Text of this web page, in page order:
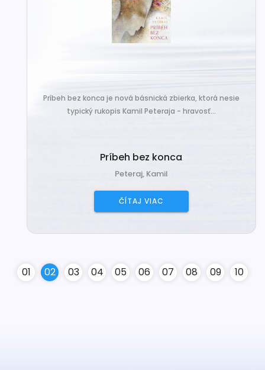
Príbeh bez konca je nová básnická zbierka, ktorá nesie
typický rukopis Kamil Peteraja - hravosť...
Príbeh bez konca
Peteraj, Kamil
ČÍTAJ VIAC
01 02 03 04 05 06 07 08 09 10